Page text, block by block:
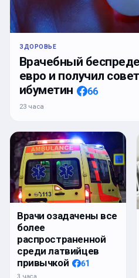
ЗДОРОВЬЕ
Врачебный
евро и получил
ибуметин
66
23 часа
Врачи озадачены все
более
распространенной
среди латвийцев
привычкой
61
3 часа